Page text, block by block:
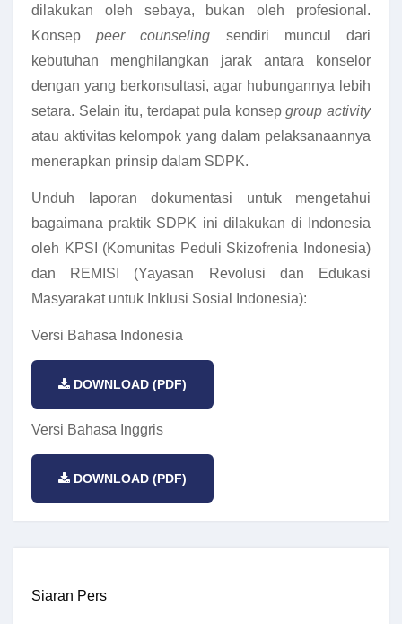
dilakukan oleh sebaya, bukan oleh profesional.
Konseppeer counseling sendiri muncul dari
kebutuhan menghilangkan jarak antara konselor
dengan yang berkonsultasi, agar hubungannya lebih
setara. Selain itu, terdapat pula konsepgroup activity
atau aktivitas kelompok yang dalam pelaksanaannya
menerapkan prinsip dalam SDPK.
Unduh laporan dokumentasi untuk mengetahui
bagaimana praktik SDPK ini dilakukan di Indonesia
oleh KPSI (Komunitas Peduli Skizofrenia Indonesia)
dan REMISI (Yayasan Revolusi dan Edukasi
Masyarakat untuk Inklusi Sosial Indonesia):
Versi Bahasa Indonesia
DOWNLOAD (PDF)
Versi Bahasa Inggris
DOWNLOAD (PDF)
Siaran Pers